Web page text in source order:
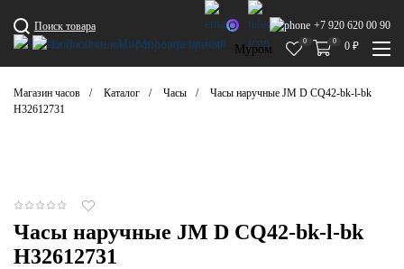
Поиск товара +7 920 620 00 90
Муром
0 0 0 ₽
Магазин часов Каталог Часы
Часы наручные JM D CQ42-bk-l-bk
H32612731
Часы наручные JM D CQ42-bk-l-bk
H32612731